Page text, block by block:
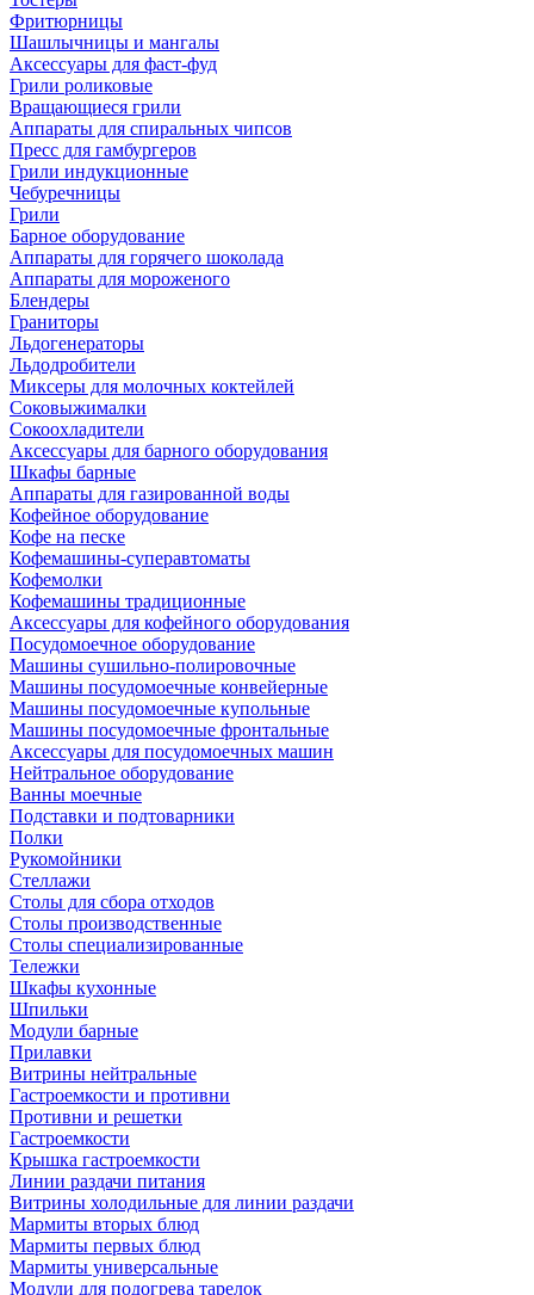
Фритюрницы
Шашлычницы и мангалы
Аксессуары для фаст-фуд
Грили роликовые
Вращающиеся грили
Аппараты для спиральных чипсов
Пресс для гамбургеров
Грили индукционные
Чебуречницы
Грили
Барное оборудование
Аппараты для горячего шоколада
Аппараты для мороженого
Блендеры
Граниторы
Льдогенераторы
Льдодробители
Миксеры для молочных коктейлей
Соковыжималки
Сокоохладители
Аксессуары для барного оборудования
Шкафы барные
Аппараты для газированной воды
Кофейное оборудование
Кофе на песке
Кофемашины-суперавтоматы
Кофемолки
Кофемашины традиционные
Аксессуары для кофейного оборудования
Посудомоечное оборудование
Машины сушильно-полировочные
Машины посудомоечные конвейерные
Машины посудомоечные купольные
Машины посудомоечные фронтальные
Аксессуары для посудомоечных машин
Нейтральное оборудование
Ванны моечные
Подставки и подтоварники
Полки
Рукомойники
Стеллажи
Столы для сбора отходов
Столы производственные
Столы специализированные
Тележки
Шкафы кухонные
Шпильки
Модули барные
Прилавки
Витрины нейтральные
Гастроемкости и противни
Противни и решетки
Гастроемкости
Крышка гастроемкости
Линии раздачи питания
Витрины холодильные для линии раздачи
Мармиты вторых блюд
Мармиты первых блюд
Мармиты универсальные
Модули для подогрева тарелок